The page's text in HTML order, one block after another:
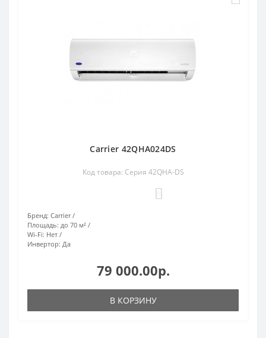
Carrier 42QHA024DS
Код товара: Серия 42QHA-DS
Бренд: Carrier
Площадь: до 70 м²
Wi-Fi: Нет
Инвертор: Да
79 000.00р.
В КОРЗИНУ